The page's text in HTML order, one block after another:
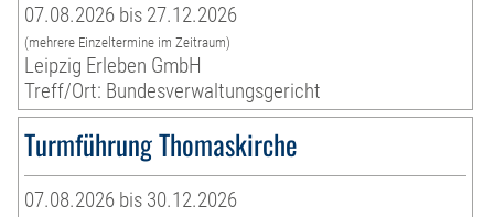
07.08.2026 bis 27.12.2026
(mehrere Einzeltermine im Zeitraum)
Leipzig Erleben GmbH
Treff/Ort: Bundesverwaltungsgericht
Turmführung Thomaskirche
07.08.2026 bis 30.12.2026